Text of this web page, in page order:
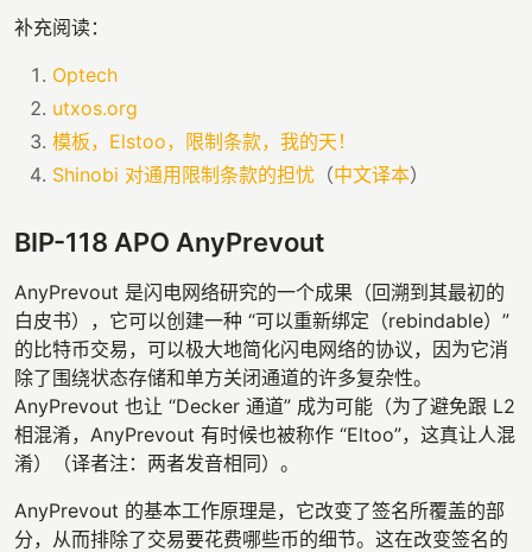
补充阅读：
Optech
utxos.org
模板，Elstoo，限制条款，我的天！
Shinobi 对通用限制条款的担忧 （中文译本）
BIP-118 APO AnyPrevout
AnyPrevout 是闪电网络研究的一个成果（回溯到其最初的
白皮书），它可以创建一种 “可以重新绑定（rebindable）”
的比特币交易，可以极大地简化闪电网络的协议，因为它消
除了围绕状态存储和单方关闭通道的许多复杂性。
AnyPrevout 也让 “Decker 通道” 成为可能（为了避免跟 L2
相混淆，AnyPrevout 有时候也被称作 “Eltoo”，这真让人混
淆）（译者注：两者发音相同）。
AnyPrevout 的基本工作原理是，它改变了签名所覆盖的部
分，从而排除了交易要花费哪些币的细节。这在改变签名的